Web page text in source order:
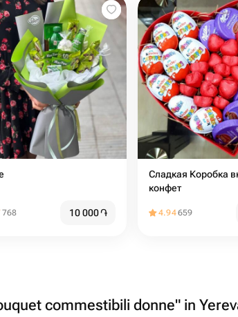
768 10 000֏
Сладкая Коробка
конфет
4.94659
commestibili donne" in